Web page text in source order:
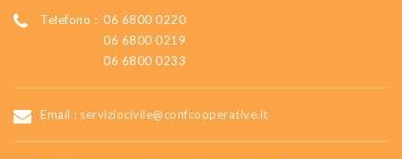
Telefono : 06 6800 0220
06 6800 0219
06 6800 0233
Email : serviziocivile@confcooperative.it